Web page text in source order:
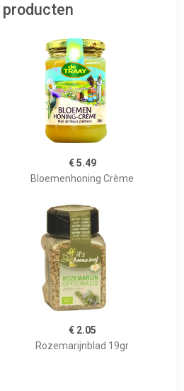
€ 5.49
Bloemenhoning Crème
€ 2.05
Rozemarijnblad 19gr